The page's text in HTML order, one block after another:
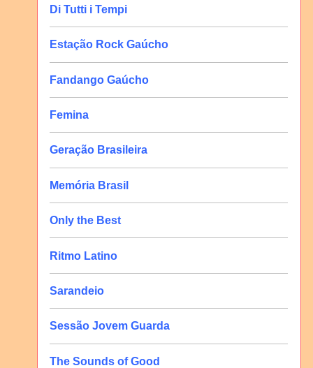
Di Tutti i Tempi
Estação Rock Gaúcho
Fandango Gaúcho
Femina
Geração Brasileira
Memória Brasil
Only the Best
Ritmo Latino
Sarandeio
Sessão Jovem Guarda
The Sounds of Good